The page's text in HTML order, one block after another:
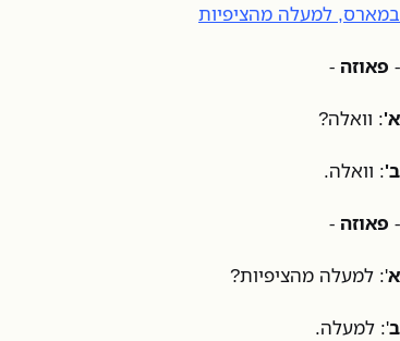
במארס, למעלה מהציפיות
- פאוזה -
א': וואלה?
ב': וואלה.
- פאוזה -
א': למעלה מהציפיות?
ב': למעלה.